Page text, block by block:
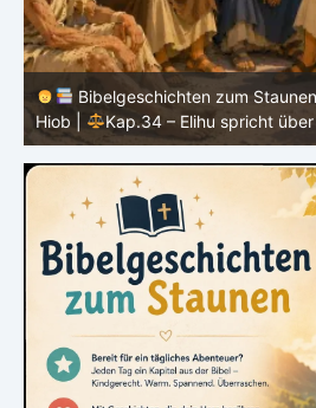
Bibelgeschichten zum
|
Kap.33 – Elihu spricht Hiob